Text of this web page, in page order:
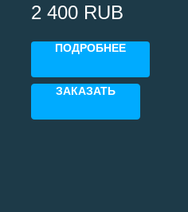
Epson i3200
2 400 RUB
ПОДРОБНЕЕ
ЗАКАЗАТЬ